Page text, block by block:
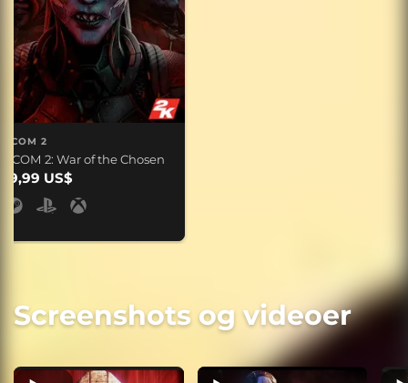
XCOM 2
XCOM 2: War of the Chosen
19,99 US$
Screenshots og videoer